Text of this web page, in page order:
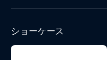
ショーケース